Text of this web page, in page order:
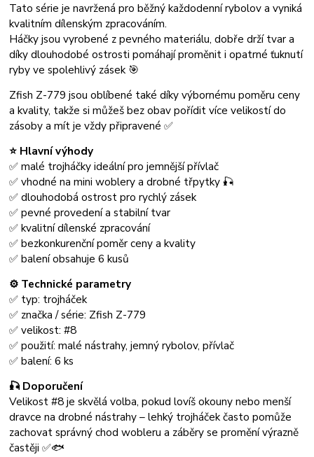
Tato série je navržená pro běžný každodenní rybolov a vyniká
kvalitním dílenským zpracováním.
Háčky jsou vyrobené z pevného materiálu, dobře drží tvar a
díky dlouhodobé ostrosti pomáhají proměnit i opatrné ťuknutí
ryby ve spolehlivý zásek 🎯
Zfish Z-779 jsou oblíbené také díky výbornému poměru ceny
a kvality, takže si můžeš bez obav pořídit více velikostí do
zásoby a mít je vždy připravené ✅
⭐ Hlavní výhody
✅ malé trojháčky ideální pro jemnější přívlač
✅ vhodné na mini woblery a drobné třpytky 🎣
✅ dlouhodobá ostrost pro rychlý zásek
✅ pevné provedení a stabilní tvar
✅ kvalitní dílenské zpracování
✅ bezkonkurenční poměr ceny a kvality
✅ balení obsahuje 6 kusů
⚙️ Technické parametry
✅ typ: trojháček
✅ značka / série: Zfish Z-779
✅ velikost: #8
✅ použití: malé nástrahy, jemný rybolov, přívlač
✅ balení: 6 ks
🎣 Doporučení
Velikost #8 je skvělá volba, pokud lovíš okouny nebo menší
dravce na drobné nástrahy – lehký trojháček často pomůže
zachovat správný chod wobleru a záběry se promění výrazně
častěji ✅🐟